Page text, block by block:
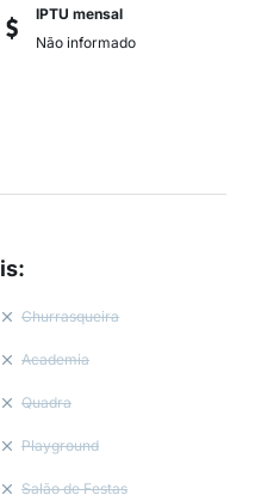
IPTU mensal
Não informado
:
Churrasqueira
Academia
Quadra
Playground
Salão de Festas